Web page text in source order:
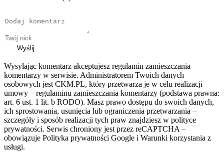
Wyślij
Wysyłając komentarz akceptujesz regulamin zamieszczania
komentarzy w serwisie. Administratorem Twoich danych
osobowych jest CKM.PL, który przetwarza je w celu realizacji
umowy – regulaminu zamieszczania komentarzy (podstawa prawna:
art. 6 ust. 1 lit. b RODO). Masz prawo dostępu do swoich danych,
ich sprostowania, usunięcia lub ograniczenia przetwarzania –
szczegóły i sposób realizacji tych praw znajdziesz w polityce
prywatności. Serwis chroniony jest przez reCAPTCHA –
obowiązuje Polityka prywatności Google i Warunki korzystania z
usługi.